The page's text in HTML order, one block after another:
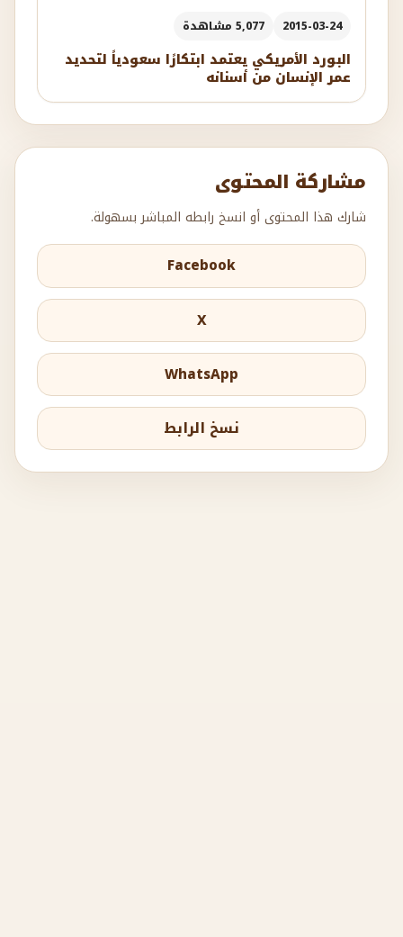
2015-03-24 5,077 مشاهدة
البورد الأمريكي يعتمد ابتكارًا سعودياً لتحديد
عمر الإنسان من أسنانه
مشاركة المحتوى
شارك هذا المحتوى أو انسخ رابطه المباشر بسهولة.
Facebook
X
WhatsApp
نسخ الرابط